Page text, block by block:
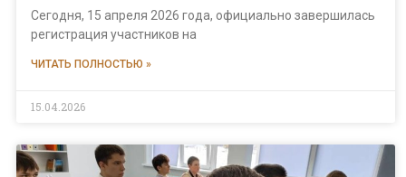
Сегодня, 15 апреля 2026 года, официально завершилась
регистрация участников на
ЧИТАТЬ ПОЛНОСТЬЮ »
15.04.2026